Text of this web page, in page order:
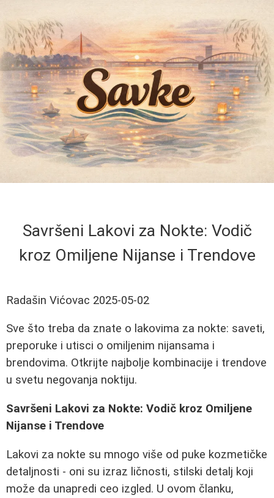
Savršeni Lakovi za Nokte: Vodič
kroz Omiljene Nijanse i Trendove
Radašin Vićovac 2025-05-02
Sve što treba da znate o lakovima za nokte: saveti,
preporuke i utisci o omiljenim nijansama i
brendovima. Otkrijte najbolje kombinacije i trendove
u svetu negovanja noktiju.
Savršeni Lakovi za Nokte: Vodič kroz Omiljene
Nijanse i Trendove
Lakovi za nokte su mnogo više od puke kozmetičke
detaljnosti - oni su izraz ličnosti, stilski detalj koji
može da unapredi ceo izgled. U ovom članku,